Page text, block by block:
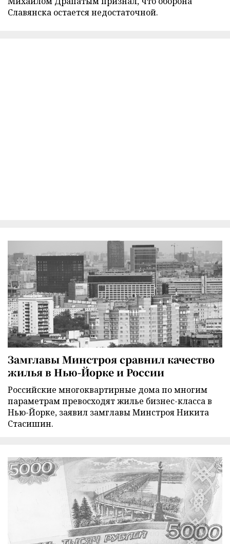
Славянска остается недостаточной.
Замглавы Минстроя сравнил качество
жилья в Нью-Йорке и России
Российские многоквартирные дома по многим
параметрам превосходят жилье бизнес-класса в
Нью-Йорке, заявил замглавы Минстроя Никита
Стасишин.